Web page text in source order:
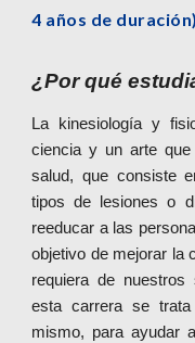
4 años de duración)
¿Por qué
La kinesiología y
ciencia y un arte
salud, que consiste
tipos de lesiones o
reeducar a las
objetivo de mejorar la
requiera de
esta carrera se
mismo, para ayudar